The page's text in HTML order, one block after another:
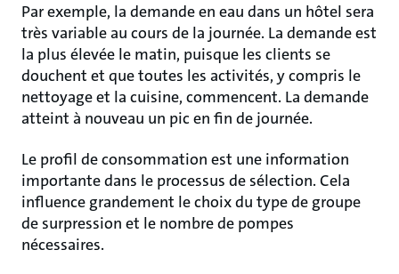
Par exemple, la demande en eau dans un hôtel sera
très variable au cours de la journée. La demande est
la plus élevée le matin, puisque les clients se
douchent et que toutes les activités, y compris le
nettoyage et la cuisine, commencent. La demande
atteint à nouveau un pic en fin de journée.
Le profil de consommation est une information
importante dans le processus de sélection. Cela
influence grandement le choix du type de groupe
de surpression et le nombre de pompes
nécessaires.